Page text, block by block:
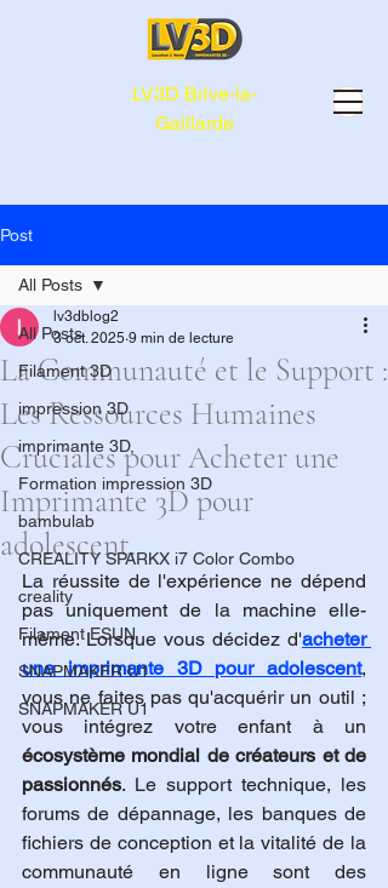
LV3D Brive-la-
Gaillarde
Post
All Posts
Filament 3D
impression 3D
imprimante 3D,
Formation impression 3D
bambulab
CREALITY SPARKX i7 Color Combo
creality
Filament ESUN
SNAPMAKER U1
SNAPMAKER U1
All Posts
La Communauté et le Support :
Les Ressources Humaines
Cruciales pour Acheter une
Imprimante 3D pour
adolescent.
lv3dblog2
3 oct. 2025 9 min de lecture
La réussite de l'expérience ne dépend
pas uniquement de la machine elle-
même. Lorsque vous décidez d'acheter
une imprimante 3D pour adolescent,
vous ne faites pas qu'acquérir un outil ;
écosystème mondial de créateurs et de
passionnés. Le support technique, les
forums de dépannage, les banques de
fichiers de conception et la vitalité de la